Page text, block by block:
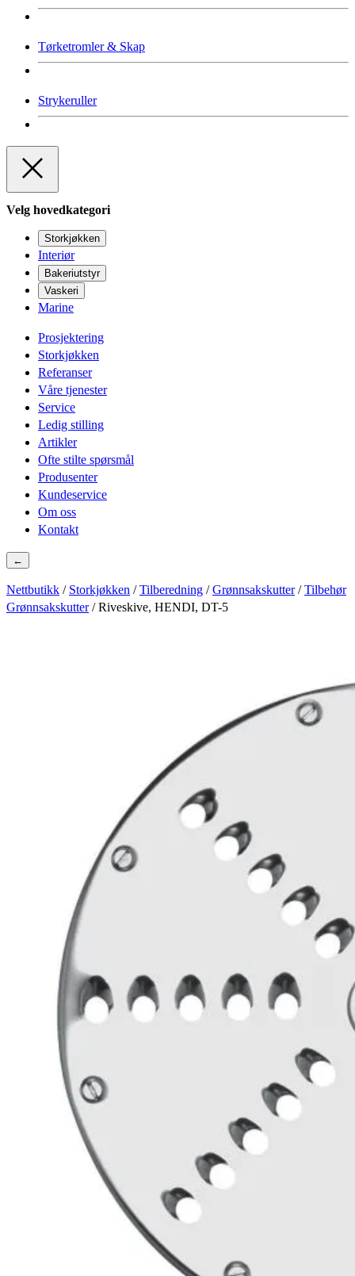
Tørketromler & Skap
Strykeruller
Velg hovedkategori
Storkjøkken
Interiør
Bakeriutstyr
Vaskeri
Marine
Prosjektering
Storkjøkken
Referanser
Våre tjenester
Service
Ledig stilling
Artikler
Ofte stilte spørsmål
Produsenter
Kundeservice
Om oss
Kontakt
←
Nettbutikk / Storkjøkken /Tilberedning /Grønnsakskutter/Tilbehør
Grønnsakskutter/ Riveskive, HENDI, DT-5